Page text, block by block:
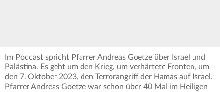
Im Podcast spricht Pfarrer Andreas Goetze über Israel und
Palästina. Es geht um den Krieg, um verhärtete Fronten, um
den 7. Oktober 2023, den Terrorangriff der Hamas auf Israel.
Pfarrer Andreas Goetze war schon über 40 Mal im Heiligen